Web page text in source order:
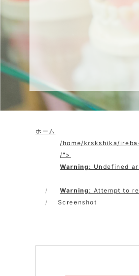
ホーム
/home/krskshika/
/">
Warning : Undefined
Warning : Attempt to
Screenshot